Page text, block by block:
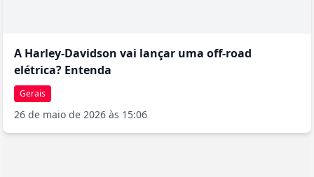
A Harley-Davidson vai lançar uma off-road
elétrica? Entenda
Gerais
26 de maio de 2026 às 15:06